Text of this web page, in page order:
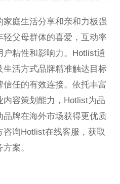
庭生活分享和亲和力极强
父母群体的喜爱，互动率
粘性和影响力。Hotlist通
活方式品牌精准触达目标
任的有效连接。依托丰富
容策划能力，Hotlist为品
牌在海外市场获得更优质
询Hotlist在线客服，获取
案。